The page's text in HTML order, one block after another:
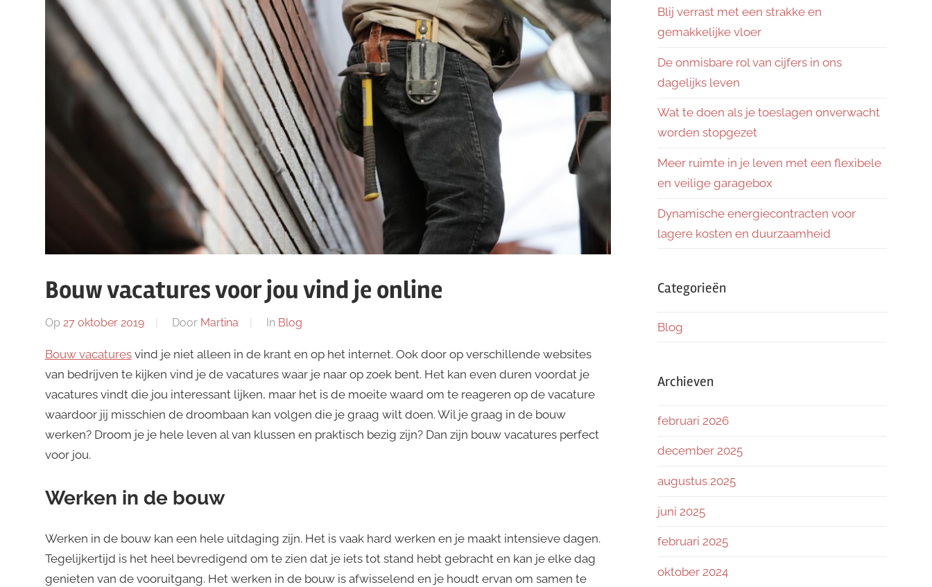
Bouw vacatures voor jou vind je online
Op 27 oktober 2019 Door Martina In Blog
Bouw vacaturesvind je niet alleen in de krant en op het internet. Ook door op verschillende websites
van bedrijven te kijken vind je de vacatures waar je naar op zoek bent. Het kan even duren voordat je
vacatures vindt die jou interessant lijken, maar het is de moeite waard om te reageren op de vacature
waardoor jij misschien de droombaan kan volgen die je graag wilt doen. Wil je graag in de bouw
werken? Droom je je hele leven al van klussen en praktisch bezig zijn? Dan zijn bouw vacatures perfect
voor jou.
Werken in de bouw
Werken in de bouw kan een hele uitdaging zijn. Het is vaak hard werken en je maakt intensieve dagen.
Tegelijkertijd is het heel bevredigend om te zien dat je iets tot stand hebt gebracht en kan je elke dag
genieten van de vooruitgang. Het werken in de bouw is afwisselend en je houdt ervan om samen te
Blij verrast met een strakke en
gemakkelijke vloer
De onmisbare rol van cijfers in ons
dagelijks leven
Wat te doen als je toeslagen onverwacht
worden stopgezet
Meer ruimte in je leven met een flexibele
en veilige garagebox
Dynamische energiecontracten voor
lagere kosten en duurzaamheid
Categorieën
Blog
Archieven
februari 2026
december 2025
augustus 2025
juni 2025
februari 2025
oktober 2024